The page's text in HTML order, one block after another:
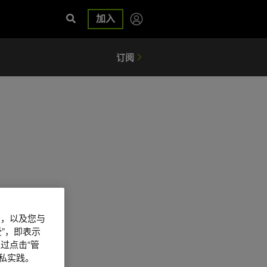
加入
以及您与
，即表示
点击“管
实践。